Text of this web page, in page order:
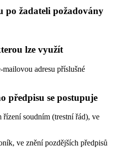
po žadateli požadovány
lze využít
mailovou adresu příslušné
předpisu se postupuje
soudním (trestní řád), ve
ve znění pozdějších předpisů